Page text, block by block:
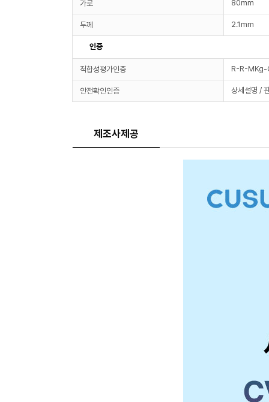
가로 80mm
두께 2.1mm
인증
적합성평가인증 R-R-
안전확인인증 상세설명 /
제조사제공